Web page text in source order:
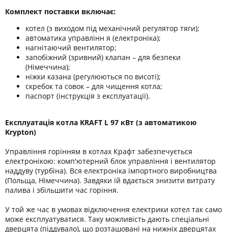
Комплект поставки включає:
котел (з виходом під механічний регулятор тяги);
автоматика управлінн я (електроніка);
нагнітаючий вентилятор;
запобіжний (зривний) клапан – для безпеки
(Німеччина);
ніжки казана (регулюються по висоті);
скребок та совок – для чищення котла;
паспорт (інструкція з експлуатації).
Експлуатація котла KRAFT L 97 кВт (з автоматикою
Krypton)
Управління горінням в котлах Крафт забезпечується
електронікою: комп'ютерний блок управління і вентилятор
наддуву (турбіна). Вся електроніка імпортного виробництва
(Польща, Німеччина). Завдяки їй вдається знизити витрату
палива і збільшити час горіння.
У той же час в умовах відключення електрики котел так само
може експлуатуватися. Таку можливість дають спеціальні
дверцята (піддувало), що розташовані на нижніх дверцятах